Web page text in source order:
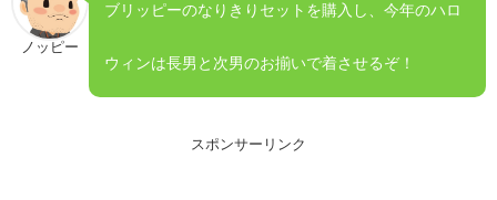
ノッピー
ブリッピーのなりきりセットを購入し、今年のハロ
ウィンは長男と次男のお揃いで着させるぞ！
スポンサーリンク